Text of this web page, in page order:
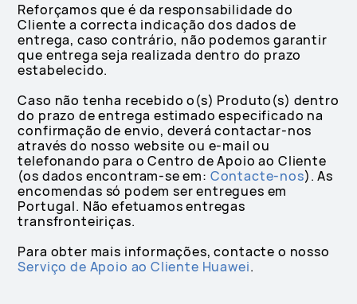
Reforçamos que é da responsabilidade do
Cliente a correcta indicação dos dados de
entrega, caso contrário, não podemos garantir
que entrega seja realizada dentro do prazo
estabelecido.
Caso não tenha recebido o(s) Produto(s) dentro
do prazo de entrega estimado especificado na
confirmação de envio, deverá contactar-nos
através do nosso website ou e-mail ou
telefonando para o Centro de Apoio ao Cliente
(os dados encontram-se em: Contacte-nos). As
encomendas só podem ser entregues em
Portugal. Não efetuamos entregas
transfronteiriças.
Para obter mais informações, contacte o nosso
Serviço de Apoio ao Cliente Huawei.